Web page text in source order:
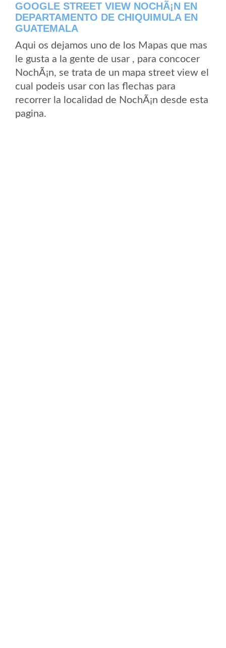
GOOGLE STREET VIEW NOCHÃ¡N EN
DEPARTAMENTO DE CHIQUIMULA EN
GUATEMALA
Aqui os dejamos uno de los Mapas que mas
le gusta a la gente de usar , para concocer
NochÃ¡n, se trata de un mapa street view el
cual podeis usar con las flechas para
recorrer la localidad de NochÃ¡n desde esta
pagina.